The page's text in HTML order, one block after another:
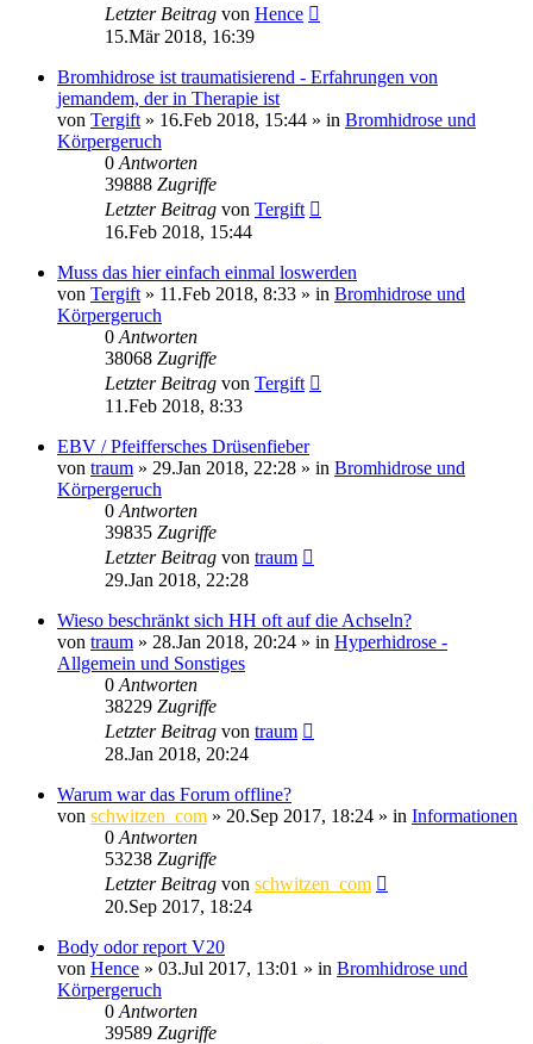
Letzter Beitrag von Hence
15.Mär 2018, 16:39
Bromhidrose ist traumatisierend - Erfahrungen von
jemandem, der in Therapie ist
von Tergift » 16.Feb 2018, 15:44 » in Bromhidrose und
Körpergeruch
0 Antworten
39888 Zugriffe
Letzter Beitrag von Tergift
16.Feb 2018, 15:44
Muss das hier einfach einmal loswerden
von Tergift » 11.Feb 2018, 8:33 » in Bromhidrose und
Körpergeruch
0 Antworten
38068 Zugriffe
Letzter Beitrag von Tergift
11.Feb 2018, 8:33
EBV / Pfeiffersches Drüsenfieber
von traum » 29.Jan 2018, 22:28 » in Bromhidrose und
Körpergeruch
0 Antworten
39835 Zugriffe
Letzter Beitrag von traum
29.Jan 2018, 22:28
Wieso beschränkt sich HH oft auf die Achseln?
von traum » 28.Jan 2018, 20:24 » in Hyperhidrose -
Allgemein und Sonstiges
0 Antworten
38229 Zugriffe
Letzter Beitrag von traum
28.Jan 2018, 20:24
Warum war das Forum offline?
von schwitzen_com » 20.Sep 2017, 18:24 » in Informationen
0 Antworten
53238 Zugriffe
Letzter Beitrag von schwitzen_com
20.Sep 2017, 18:24
Body odor report V20
von Hence » 03.Jul 2017, 13:01 » in Bromhidrose und
Körpergeruch
0 Antworten
39589 Zugriffe